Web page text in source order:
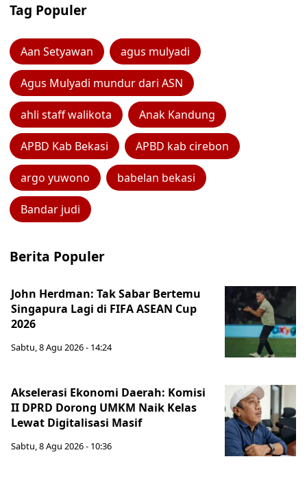
Tag Populer
Aan Setyawan agus mulyadi
Agus Mulyadi mundur dari ASN
ahli staff walikota Anak Kandung
APBD Kab Bekasi APBD kab cirebon
argo yuwono babelan bekasi
Bandar judi
Berita Populer
John Herdman: Tak Sabar Bertemu
Singapura Lagi di FIFA ASEAN Cup
2026
Sabtu, 8 Agu 2026 - 14:24
Akselerasi Ekonomi Daerah: Komisi
II DPRD Dorong UMKM Naik Kelas
Lewat Digitalisasi Masif
Sabtu, 8 Agu 2026 - 10:36